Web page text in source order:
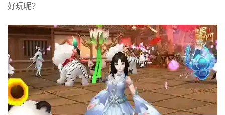
好玩呢？